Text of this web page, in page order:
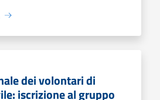
dei volontari di
iscrizione al gruppo